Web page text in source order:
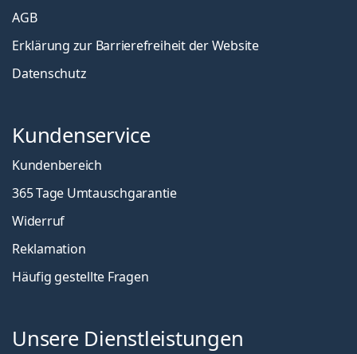
AGB
Erklärung zur Barrierefreiheit der Website
Datenschutz
Kundenservice
Kundenbereich
365 Tage Umtauschgarantie
Widerruf
Reklamation
Häufig gestellte Fragen
Unsere Dienstleistungen